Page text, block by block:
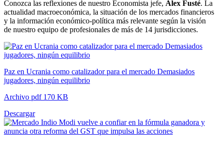
Conozca las reflexiones de nuestro Economista jefe, Àlex Fusté. La
actualidad macroeconómica, la situación de los mercados financieros
y la información económico-política más relevante según la visión
de nuestro equipo de profesionales de más de 14 jurisdicciones.
Paz en Ucrania como catalizador para el mercado Demasiados
jugadores, ningún equilibrio
Archivo pdf 170 KB
Descargar